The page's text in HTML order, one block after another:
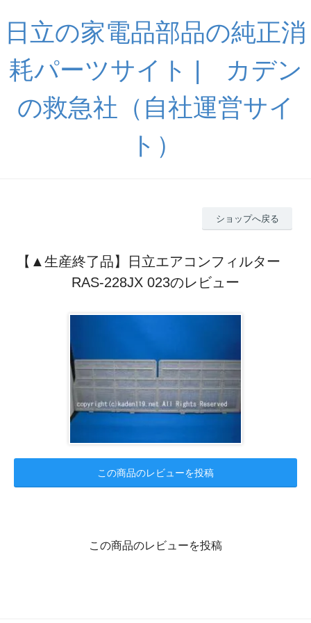
日立の家電品部品の純正消
耗パーツサイト | カデン
の救急社（自社運営サイ
ト）
ショップへ戻る
【▲生産終了品】日立エアコンフィルター
RAS-228JX 023のレビュー
この商品のレビューを投稿
この商品のレビューを投稿